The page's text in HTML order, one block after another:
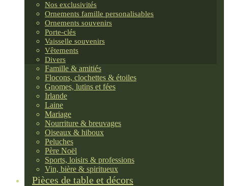
Nos exclusivités
Ornements famille personalisables
Ornements souvenirs
Porte-clés
Vaisselle souvenirs
Vêtements
Divers
Famille & amitiés
Flocons, clochettes & étoiles
Gnomes, lutins et fées
Irlande
Laine
Mariage
Nourriture & breuvages
Oiseaux & hiboux
Peluches
Père Noël
Sports, loisirs & professions
Vin, bière & spiritueux
Pièces de table et décors